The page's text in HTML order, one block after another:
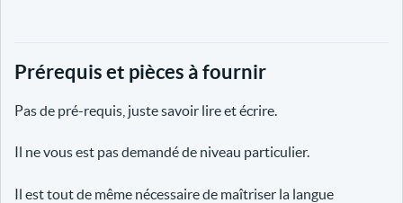
Prérequis et pièces à fournir
Pas de pré-requis, juste savoir lire et écrire.
Il ne vous est pas demandé de niveau particulier.
Il est tout de même nécessaire de maîtriser la langue